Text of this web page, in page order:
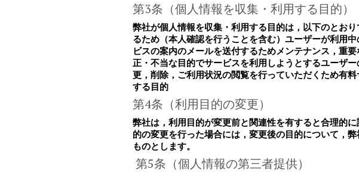
第3条（個人情報を収集・利用する目的）
弊社が個人情報を収集・利用する目的は，以下のとお
るため（本人確認を行うことを含む）ユーザーが利用
ビスの案内のメールを送付するためメンテナンス，重
正・不当な目的でサービスを利用しようとするユーザ
更，削除，ご利用状況の閲覧を行っていただくため有
する目的
第4条（利用目的の変更）
弊社は，利用目的が変更前と関連性を有すると合理的
的の変更を行った場合には，変更後の目的について，
ものとします。
第5条（個人情報の第三者提供）